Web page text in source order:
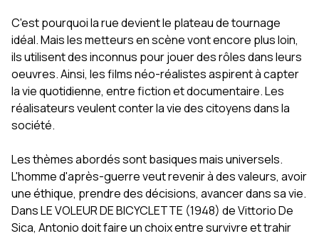
C'est pourquoi la rue devient le plateau de tournage
idéal. Mais les metteurs en scène vont encore plus loin,
ils utilisent des inconnus pour jouer des rôles dans leurs
oeuvres. Ainsi, les films néo-réalistes aspirent à capter
la vie quotidienne, entre fiction et documentaire. Les
réalisateurs veulent conter la vie des citoyens dans la
société.
Les thèmes abordés sont basiques mais universels.
L'homme d'après-guerre veut revenir à des valeurs, avoir
une éthique, prendre des décisions, avancer dans sa vie.
Dans LE VOLEUR DE BICYCLETTE (1948) de Vittorio De
Sica, Antonio doit faire un choix entre survivre et trahir